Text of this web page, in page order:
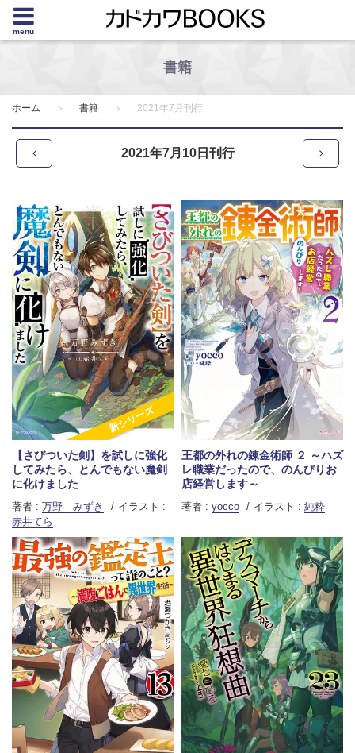
menu
書籍
ホーム 書籍 2021年7月刊行
2021年7月10日刊行
新シリーズ
【さびついた剣】を試しに強化
してみたら、とんでもない魔剣
に化けました
著者 : 万野 みずき
イラスト :
赤井てら
王都の外れの錬金術師 ２ ～ハズ
レ職業だったので、のんびりお
店経営します～
著者 : yocco イラスト : 純粋